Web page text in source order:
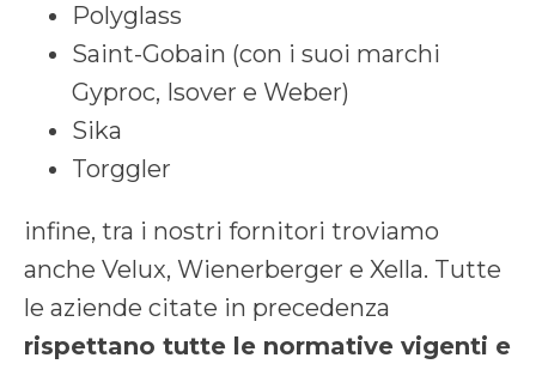
Polyglass
Saint-Gobain (con i suoi marchi
Gyproc, Isover e Weber)
Sika
Torggler
infine, tra i nostri fornitori troviamo
anche Velux, Wienerberger e Xella. Tutte
le aziende citate in precedenza
rispettano tutte le normative vigenti e